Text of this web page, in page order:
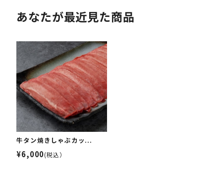
あなたが最近見た商品
牛タン焼きしゃぶカッ...
¥6,000(税込）